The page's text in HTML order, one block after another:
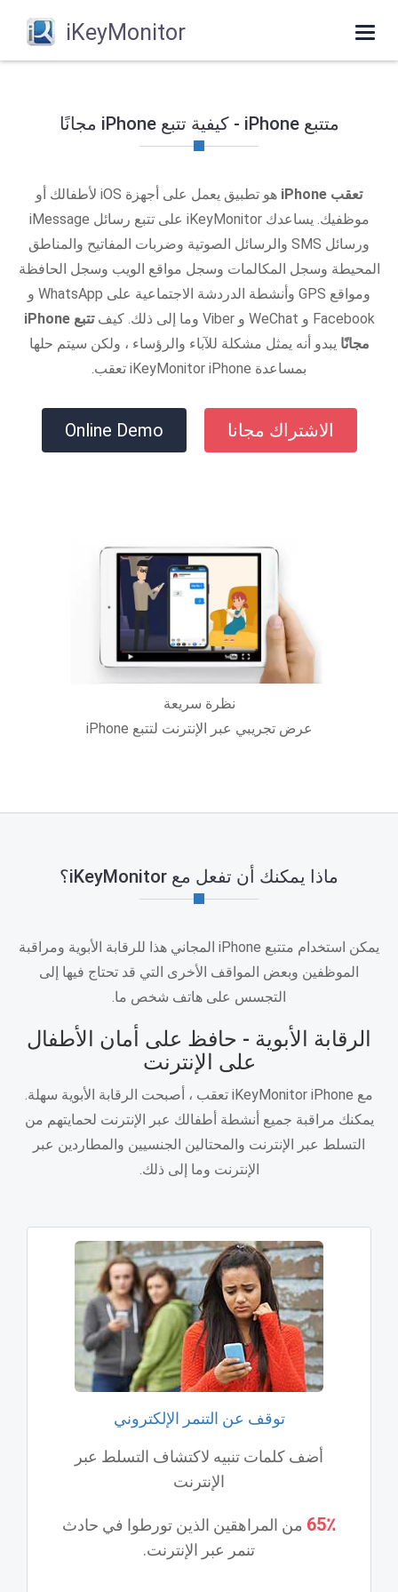
Toggle
navigation
iKeyMonitor
متتبع iPhone - كيفية تتبع iPhone مجانًا
تعقب iPhone
هو تطبيق يعمل على أجهزة iOS لأطفالك أو
موظفيك. يساعدك iKeyMonitor على تتبع رسائل iMessage
ورسائل SMS والرسائل الصوتية وضربات المفاتيح والمناطق
المحيطة وسجل المكالمات وسجل مواقع الويب وسجل الحافظة
ومواقع GPS وأنشطة الدردشة الاجتماعية على WhatsApp و
Facebook و WeChat و Viber وما إلى ذلك. كيف
تتبع iPhone
مجانًا يبدو أنه يمثل مشكلة للآباء والرؤساء ، ولكن سيتم حلها
بمساعدة iKeyMonitor iPhone تعقب.
الاشتراك مجانا Online Demo
نظرة سريعة
عرض تجريبي عبر الإنترنت لتتبع iPhone
ماذا يمكنك أن تفعل مع iKeyMonitor؟
يمكن استخدام متتبع iPhone المجاني هذا للرقابة الأبوية ومراقبة
الموظفين وبعض المواقف الأخرى التي قد تحتاج فيها إلى
التجسس على هاتف شخص ما.
الرقابة الأبوية - حافظ على أمان الأطفال
على الإنترنت
مع iKeyMonitor iPhone تعقب ، أصبحت الرقابة الأبوية سهلة.
يمكنك مراقبة جميع أنشطة أطفالك عبر الإنترنت لحمايتهم من
التسلط عبر الإنترنت والمحتالين الجنسيين والمطاردين عبر
الإنترنت وما إلى ذلك.
توقف عن التنمر الإلكتروني
أضف كلمات تنبيه لاكتشاف التسلط عبر
الإنترنت
65٪ من المراهقين الذين تورطوا في حادث
تنمر عبر الإنترنت.